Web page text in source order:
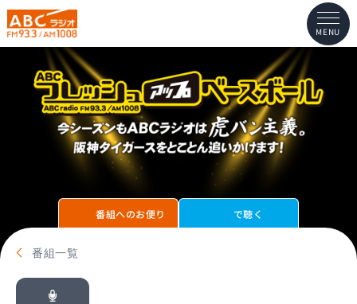
MENU
番組へのお便り で聴く
番組一覧